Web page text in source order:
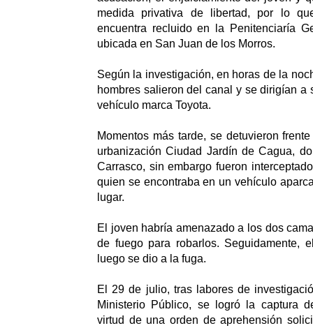
medida privativa de libertad, por lo
encuentra recluido en la Penitenciaría
ubicada en San Juan de los Morros.
Según la investigación, en horas de la
hombres salieron del canal y se dirigían a
vehículo marca Toyota.
Momentos más tarde, se detuvieron
urbanización Ciudad Jardín de Cagua,
Carrasco, sin embargo fueron
quien se encontraba en un vehículo
lugar.
El joven habría amenazado a los dos
de fuego para robarlos. Seguidamente,
luego se dio a la fuga.
El 29 de julio, tras labores de
Ministerio Público, se logró la captura
virtud de una orden de aprehensión